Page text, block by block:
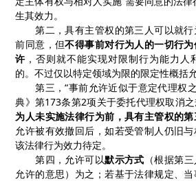
生其效力。
第二，具有主管权的第三人可以就
前同意，但不得事前对行为人的一切行
许 ，否则就不能实现对限制行为能力人
的。不过仅以特定领域为限的限定性概括
第三，“事前允许近似于意定代理权
典》第173条第2项关于委托代理权取消之
为人未实施法律行为前，具有主管权的第
允许被有效撤回后，如若受管制人仍旧与
该法律行为效力待定。
第四，允许可以默示方式 （根据第
允许的意思）为之； 若基于法律规定、